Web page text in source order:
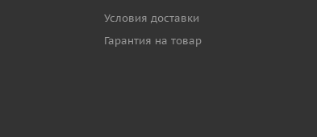
Условия доставки
Гарантия на товар